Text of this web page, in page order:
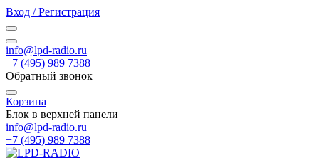
Вход / Регистрация
info@lpd-radio.ru
+7 (495) 989 7388
Обратный звонок
Корзина
Блок в верхней панели
info@lpd-radio.ru
+7 (495) 989 7388